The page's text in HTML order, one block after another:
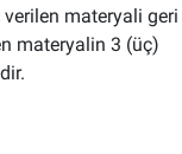
verilen materyali geri
materyalin 3 (üç)